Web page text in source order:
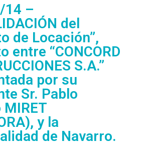
14 –
del
de Locación”,
entre “CONCORD
S.A.”
por su
Sr. Pablo
MIRET
y la
de Navarro.